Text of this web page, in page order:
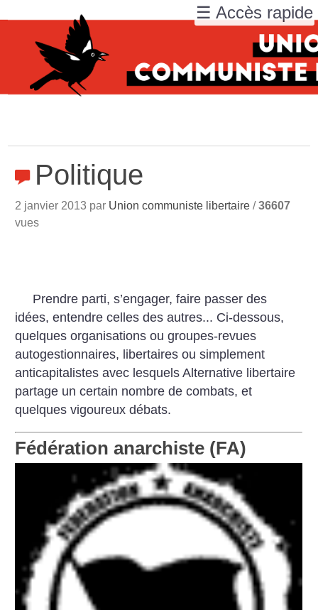
Politique
2 janvier 2013 par Union communiste libertaire /36607
vues
Prendre parti, s’engager, faire passer des
idées, entendre celles des autres... Ci-dessous,
quelques organisations ou groupes-revues
autogestionnaires, libertaires ou simplement
anticapitalistes avec lesquels Alternative libertaire
partage un certain nombre de combats, et
quelques vigoureux débats.
Fédération anarchiste (FA)
☰ Accès rapide